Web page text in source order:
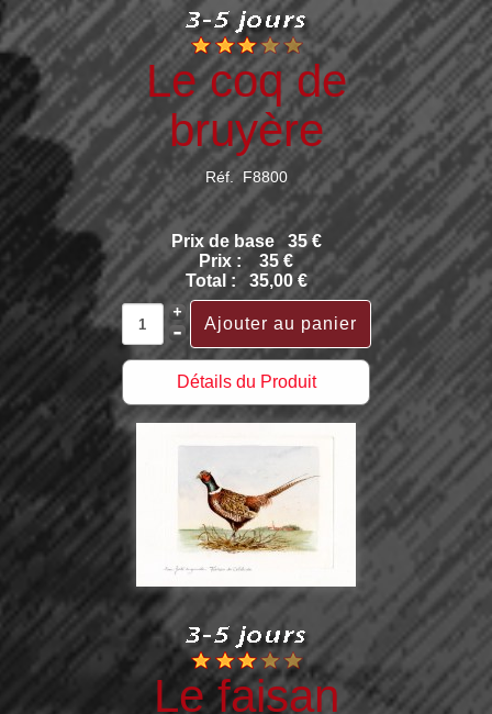
Le coq de
bruyère
Réf. F8800
Prix de base
35 €
Prix :
35 €
Total :
35,00 €
Détails du Produit
Le faisan